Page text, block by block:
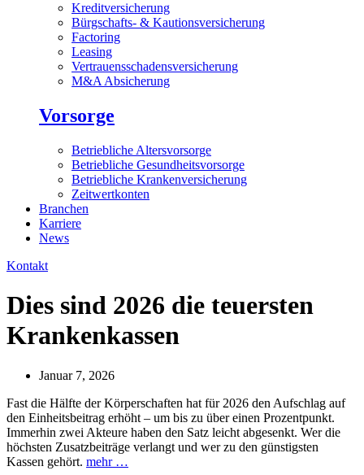
Kreditversicherung
Bürgschafts- & Kautionsversicherung
Factoring
Leasing
Vertrauensschadensversicherung
M&A Absicherung
Vorsorge
Betriebliche Altersvorsorge
Betriebliche Gesundheitsvorsorge
Betriebliche Krankenversicherung
Zeitwertkonten
Branchen
Karriere
News
Kontakt
Dies sind 2026 die teuersten
Krankenkassen
Januar 7, 2026
Fast die Hälfte der Körperschaften hat für 2026 den Aufschlag auf
den Einheitsbeitrag erhöht – um bis zu über einen Prozentpunkt.
Immerhin zwei Akteure haben den Satz leicht abgesenkt. Wer die
höchsten Zusatzbeiträge verlangt und wer zu den günstigsten
Kassen gehört. mehr …